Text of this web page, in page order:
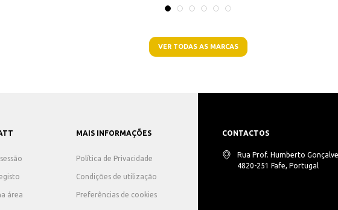
VER TODAS AS MARCAS
área
MAIS INFORMAÇÕES
Política de Privacidade
Condições de utilização
Preferências de cookies
CONTACTOS
Rua Prof. Humberto
4820-251 Fafe, Portugal